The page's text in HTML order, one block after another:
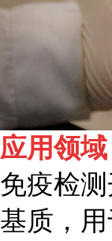
应用领域
免疫检
基质，